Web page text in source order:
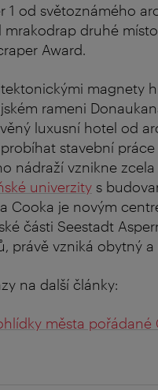
1 od světoznámého
mrakodrap druhé
Award.
magnety
rameni
luxusní hotel od
stavební
nádraží vznikne
univerzity s
Cooka je novým
části Seestadt
právě vzniká obytný
na další články:
města